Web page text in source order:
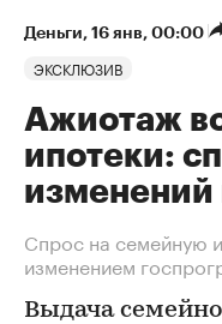
Деньги⁠, 16 янв, 00:00
ЭКСКЛЮЗИВ
Ажиотаж
ипотеки:
Спрос на семейную
изменением
Выдача